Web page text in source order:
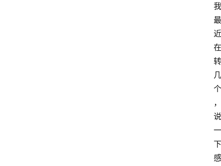
我
最
近
在
转
几
个
，
说
一
下
感